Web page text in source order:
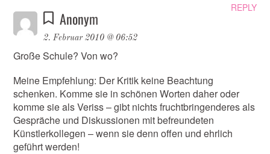
Anonym
2. Februar 2010 @ 06:52
Große Schule? Von wo?
Meine Empfehlung: Der Kritik keine Beachtung
schenken. Komme sie in schönen Worten daher oder
komme sie als Veriss – gibt nichts fruchtbringenderes als
Gespräche und Diskussionen mit befreundeten
Künstlerkollegen – wenn sie denn offen und ehrlich
geführt werden!
REPLY